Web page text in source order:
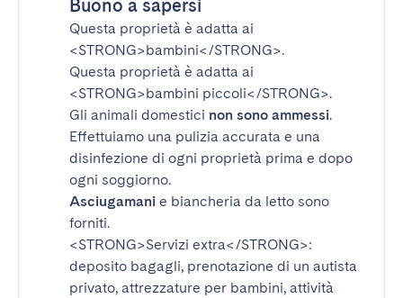
Buono a sapersi
Questa proprietà è adatta ai
<STRONG>bambini</STRONG>.
Questa proprietà è adatta ai
<STRONG>bambini piccoli</STRONG>.
Gli animali domestici non sono ammessi.
Effettuiamo una pulizia accurata e una
disinfezione di ogni proprietà prima e dopo
ogni soggiorno.
Asciugamani e biancheria da letto sono
forniti.
<STRONG>Servizi extra</STRONG>:
deposito bagagli, prenotazione di un autista
privato, attrezzature per bambini, attività